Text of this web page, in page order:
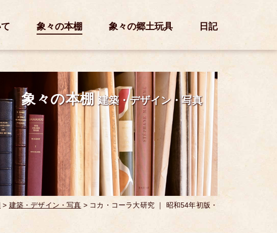
象々の本棚 象々の郷土玩具 日記
象々の本棚 建築・デザイン・写真
> 建築・デザイン・写真 > コカ・コーラ大研究 ｜ 昭和54年初版・